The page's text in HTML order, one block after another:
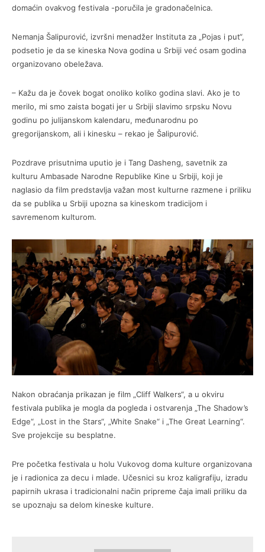
domaćin ovakvog festivala -poručila je gradonačelnica.
Nemanja Šalipurović, izvršni menadžer Instituta za „Pojas i put“,
podsetio je da se kineska Nova godina u Srbiji već osam godina
organizovano obeležava.
– Kažu da je čovek bogat onoliko koliko godina slavi. Ako je to
merilo, mi smo zaista bogati jer u Srbiji slavimo srpsku Novu
godinu po julijanskom kalendaru, međunarodnu po
gregorijanskom, ali i kinesku – rekao je Šalipurović.
Pozdrave prisutnima uputio je i Tang Dasheng, savetnik za
kulturu Ambasade Narodne Republike Kine u Srbiji, koji je
naglasio da film predstavlja važan most kulturne razmene i priliku
da se publika u Srbiji upozna sa kineskom tradicijom i
savremenom kulturom.
Nakon obraćanja prikazan je film „Cliff Walkers“, a u okviru
festivala publika je mogla da pogleda i ostvarenja „The Shadow’s
Edge“, „Lost in the Stars“, „White Snake“ i „The Great Learning“.
Sve projekcije su besplatne.
Pre početka festivala u holu Vukovog doma kulture organizovana
je i radionica za decu i mlade. Učesnici su kroz kaligrafiju, izradu
papirnih ukrasa i tradicionalni način pripreme čaja imali priliku da
se upoznaju sa delom kineske kulture.